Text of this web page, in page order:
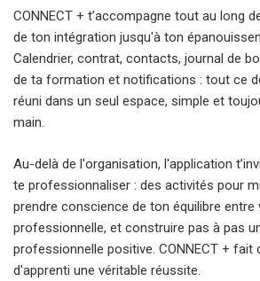
CONNECT + t’accompagne tout au long
de ton intégration jusqu'à ton
Calendrier, contrat, contacts, journal de
de ta formation et notifications : tout ce
réuni dans un seul espace, simple et
main.
Au-delà de l'organisation, l'application
te professionnaliser : des activités pour
prendre conscience de ton équilibre entre
professionnelle, et construire pas à pas
professionnelle positive. CONNECT + fait
d'apprenti une véritable réussite.